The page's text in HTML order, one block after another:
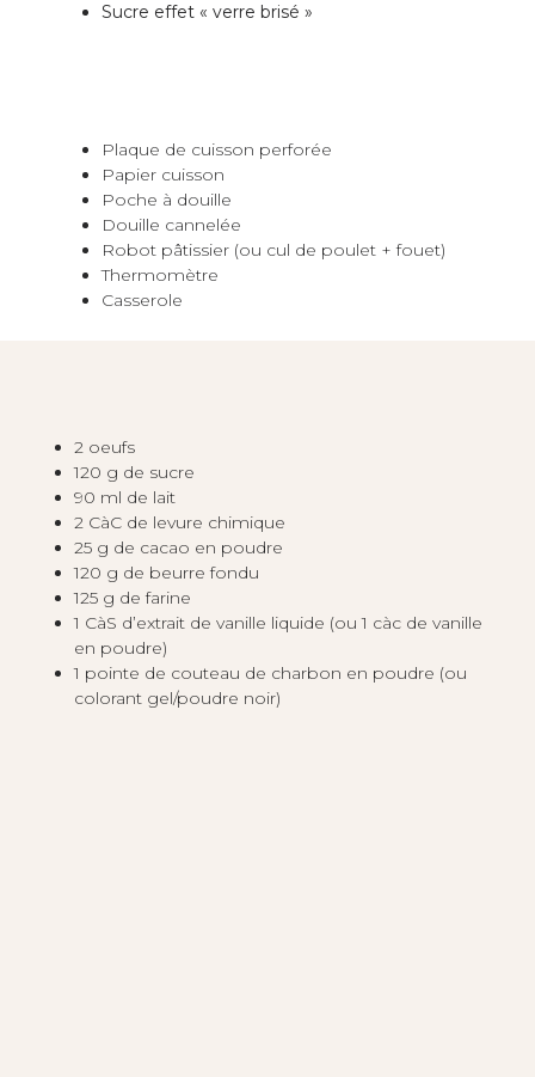
Sucre effet « verre brisé »
Plaque de cuisson perforée
Papier cuisson
Poche à douille
Douille cannelée
Robot pâtissier (ou cul de poulet + fouet)
Thermomètre
Casserole
2 oeufs
120 g de sucre
90 ml de lait
2 CàC de levure chimique
25 g de cacao en poudre
120 g de beurre fondu
125 g de farine
1 CàS d’extrait de vanille liquide (ou 1 càc de vanille
en poudre)
1 pointe de couteau de charbon en poudre (ou
colorant gel/poudre noir)